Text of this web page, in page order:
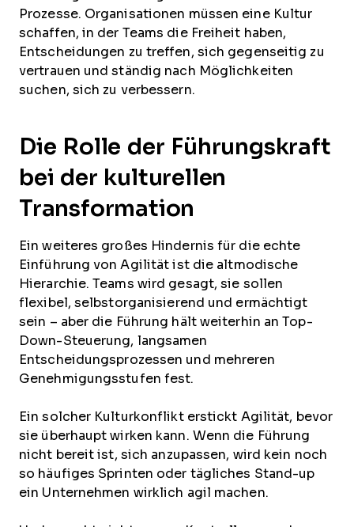
Prozesse. Organisationen müssen eine Kultur
schaffen, in der Teams die Freiheit haben,
Entscheidungen zu treffen, sich gegenseitig zu
vertrauen und ständig nach Möglichkeiten
suchen, sich zu verbessern.
Die Rolle der Führungskraft
bei der kulturellen
Transformation
Ein weiteres großes Hindernis für die echte
Einführung von Agilität ist die altmodische
Hierarchie. Teams wird gesagt, sie sollen
flexibel, selbstorganisierend und ermächtigt
sein – aber die Führung hält weiterhin an Top-
Down-Steuerung, langsamen
Entscheidungsprozessen und mehreren
Genehmigungsstufen fest.
Ein solcher Kulturkonflikt erstickt Agilität, bevor
sie überhaupt wirken kann. Wenn die Führung
nicht bereit ist, sich anzupassen, wird kein noch
so häufiges Sprinten oder tägliches Stand-up
ein Unternehmen wirklich agil machen.